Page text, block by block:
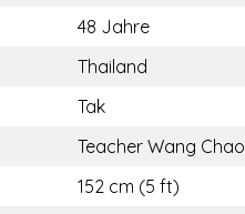
48 Jahre
Thailand
Tak
Teacher Wang Chao
152 cm (5 ft)